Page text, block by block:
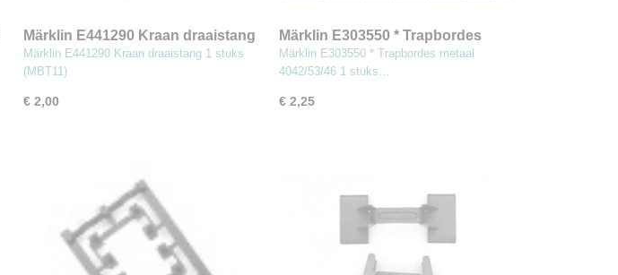
Märklin E441290 Kraan draaistang
1 stuks (MBT11)
Märklin E441290 Kraan draaistang 1 stuks
(MBT11)
€ 2,00
Märklin E303550 * Trapbordes
metaal 4042/53/46 1 stuks (MBT11)
Märklin E303550 * Trapbordes metaal
4042/53/46 1 stuks…
€ 2,25